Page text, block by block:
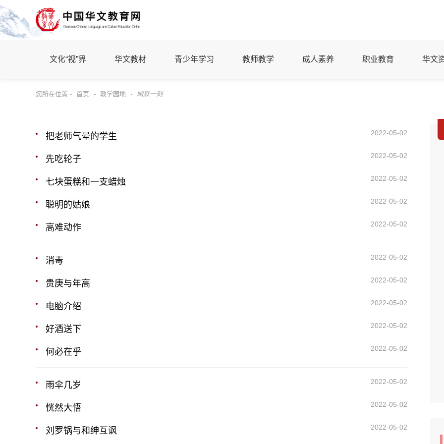
文化“视”界 华文教材 青少年学习 教师教学 成人素养 职业教育 华文
您所在位置 - 首页 - 教学园地 - 幽默一刻
把老师气晕的学生 2022-05-02
先吃轮子 2022-05-02
七块蛋糕和一支蜡烛 2022-05-02
聪明的姑娘 2022-05-02
高难动作 2022-05-02
消毒 2022-05-02
贵庚与年高 2022-05-02
电脑介绍 2022-05-02
好酒送下 2022-05-02
何必在乎 2022-05-02
雨伞几岁 2022-05-02
恍然大悟 2022-05-02
刘罗锅与和绅互讽 2022-05-02